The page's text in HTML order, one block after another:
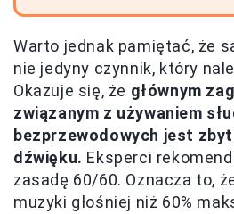
Warto jednak pamiętać, że
nie jedyny czynnik, który
Okazuje się, że głównym
związanym z używaniem
bezprzewodowych jest
dźwięku. Eksperci
zasadę 60/60. Oznacza to,
muzyki głośniej niż 60%